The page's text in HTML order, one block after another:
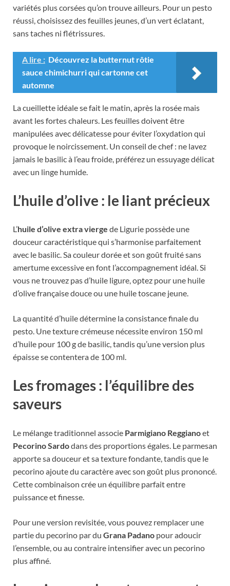
variétés plus corsées qu’on trouve ailleurs. Pour un pesto
réussi, choisissez des feuilles jeunes, d’un vert éclatant,
sans taches ni flétrissures.
A lire : Découvrez la butternut rôtie
sauce chimichurri qui cartonne cet
automne
La cueillette idéale se fait le matin, après la rosée mais
avant les fortes chaleurs. Les feuilles doivent être
manipulées avec délicatesse pour éviter l’oxydation qui
provoque le noircissement. Un conseil de chef : ne lavez
jamais le basilic à l’eau froide, préférez un essuyage délicat
avec un linge humide.
L’huile d’olive : le liant précieux
L’huile d’olive extra vierge de Ligurie possède une
douceur caractéristique qui s’harmonise parfaitement
avec le basilic. Sa couleur dorée et son goût fruité sans
amertume excessive en font l’accompagnement idéal. Si
vous ne trouvez pas d’huile ligure, optez pour une huile
d’olive française douce ou une huile toscane jeune.
La quantité d’huile détermine la consistance finale du
pesto. Une texture crémeuse nécessite environ 150 ml
d’huile pour 100 g de basilic, tandis qu’une version plus
épaisse se contentera de 100 ml.
Les fromages : l’équilibre des
saveurs
Le mélange traditionnel associe Parmigiano Reggianoet
Pecorino Sardodans des proportions égales. Le parmesan
apporte sa douceur et sa texture fondante, tandis que le
pecorino ajoute du caractère avec son goût plus prononcé.
Cette combinaison crée un équilibre parfait entre
puissance et finesse.
Pour une version revisitée, vous pouvez remplacer une
partie du pecorino par du Grana Padano pour adoucir
l’ensemble, ou au contraire intensifier avec un pecorino
plus affiné.